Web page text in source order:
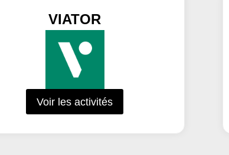
VIATOR
Voir les activités